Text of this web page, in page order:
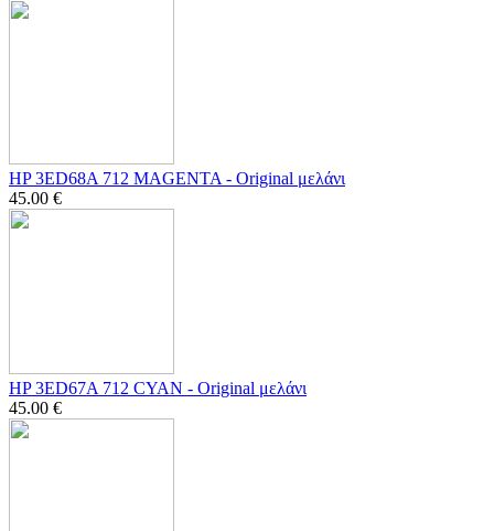
HP 3ED68A 712 MAGENTA - Οriginal μελάνι
45.00 €
HP 3ED67A 712 CYAN - Οriginal μελάνι
45.00 €